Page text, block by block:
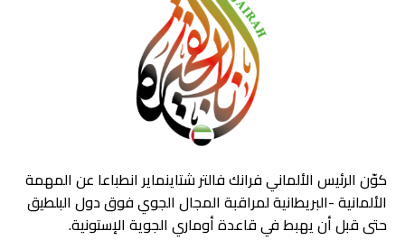
كوّن الرئيس الألماني فرانك فالتر شتاينماير انطباعا عن المهمة
الألمانية -البريطانية لمراقبة المجال الجوي فوق دول البلطيق
حتى قبل أن يهبط في قاعدة أوماري الجوية الإستونية.